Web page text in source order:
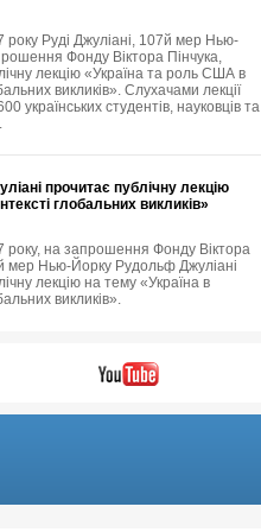
року Руді Джуліані, 107й мер Нью-
Фонду Віктора Пінчука,
лекцію «Україна та роль США в
викликів». Слухачами лекції
українських студентів, науковців та
прочитає публічну лекцію
глобальних викликів»
року, на запрошення Фонду Віктора
мер Нью-Йорку Рудольф Джуліані
лекцію на тему «Україна в
викликів».